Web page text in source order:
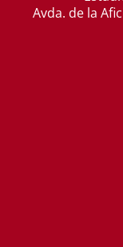
Avda. de la